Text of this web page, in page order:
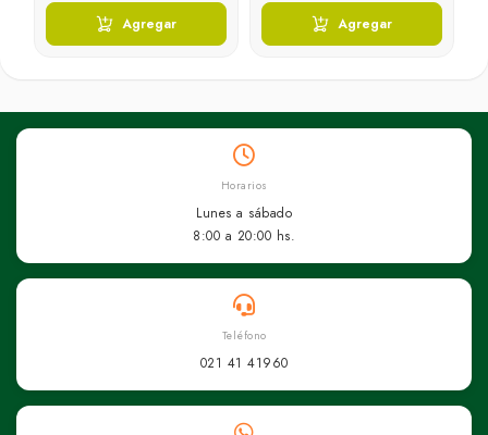
Agregar Agregar
Horarios
Lunes a sábado
8:00 a 20:00 hs.
Teléfono
021 41 41960